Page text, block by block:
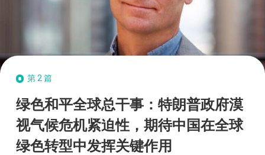
第2篇
绿色和平全球总干事：特朗普政府漠
视气候危机紧迫性，期待中国在全球
绿色转型中发挥关键作用